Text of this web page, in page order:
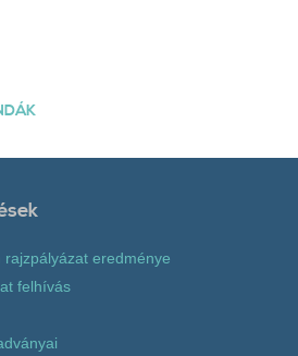
eredménye
felhívás